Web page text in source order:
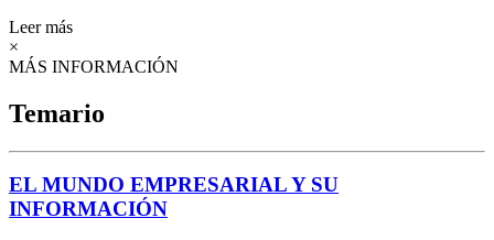
Leer más
×
MÁS INFORMACIÓN
Temario
EL MUNDO EMPRESARIAL Y SU
INFORMACIÓN